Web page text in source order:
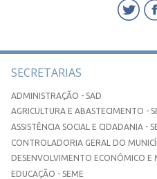
SECRETARIAS
ADMINISTRAÇÃO - SAD
AGRICULTURA E ABASTECIMENTO -
ASSISTÊNCIA SOCIAL E CIDADANIA -
CONTROLADORIA GERAL DO
DESENVOLVIMENTO ECONÔMICO E
EDUCAÇÃO - SEME